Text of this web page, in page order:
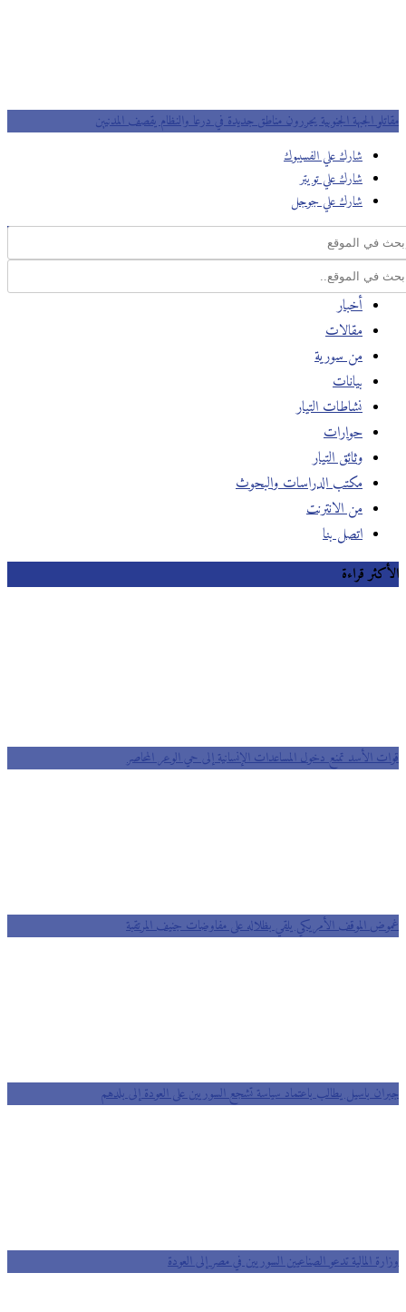
مقاتلو الجبهة الجنوبية يحررون مناطق جديدة في درعا والنظام يقصف المدنيين
شارك علي الفسيبوك
شارك علي تويتر
شارك علي جوجل
أخبار
مقالات
من سورية
بيانات
نشاطات التيار
حوارات
وثائق التيار
مكتب الدراسات والبحوث
من الانترنت
اتصل بنا
الأكثر قراءة
قوات الأسد تمنع دخول المساعدات الإنسانية إلى حي الوعر المحاصر
غموض الموقف الأمريكي يلقي بظلاله على مفاوضات جنيف المرتقبة
جبران باسيل يطالب باعتماد سياسة تشجع السوريين على العودة إلى بلدهم
وزارة المالية تدعو الصناعيين السوريين في مصر إلى العودة